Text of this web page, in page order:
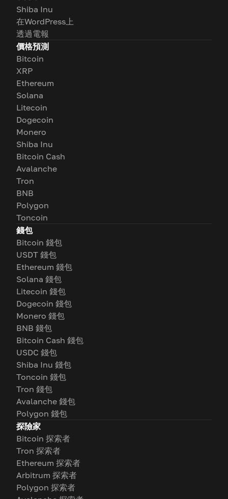
Shiba Inu
在WordPress上
透過電報
價格預測
Bitcoin
XRP
Ethereum
Solana
Litecoin
Dogecoin
Monero
Shiba Inu
Bitcoin Cash
Avalanche
Tron
BNB
Polygon
Toncoin
錢包
Bitcoin 錢包
USDT 錢包
Ethereum 錢包
Solana 錢包
Litecoin 錢包
Dogecoin 錢包
Monero 錢包
BNB 錢包
Bitcoin Cash 錢包
USDC 錢包
Shiba Inu 錢包
Toncoin 錢包
Tron 錢包
Avalanche 錢包
Polygon 錢包
探險家
Bitcoin 探索者
Tron 探索者
Ethereum 探索者
Arbitrum 探索者
Polygon 探索者